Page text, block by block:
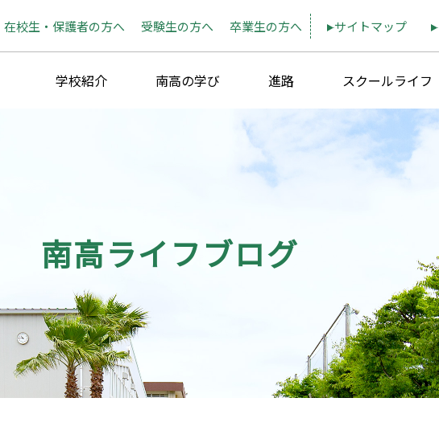
在校生・保護者の方へ 受験生の方へ 卒業生の方へ サイトマップ
学校紹介 南高の学び 進路 スクールライフ
南高ライフブログ